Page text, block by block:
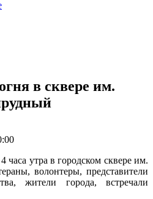
в сквере им.
утра в городском сквере им.
волонтеры, представители
жители города, встречали